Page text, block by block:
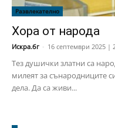
Развлекателно
Хора от народа
Искра.бг - 16 септември 2025 |
Тез душички златни са
милеят за сънародниците
дела. Да са живи...